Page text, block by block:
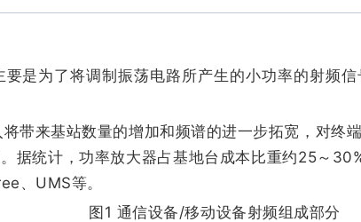
是为了将调制振荡电路所产生的小功率的射频
带来基站数量的增加和频谱的进一步拓宽，对终
据统计，功率放大器占基地台成本比重约25～
、UMS等。
图1 通信设备/移动设备射频组成部分